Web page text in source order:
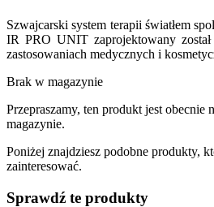
Szwajcarski system terapii światłem
IR PRO UNIT zaprojektowany
zastosowaniach medycznych i
Brak w magazynie
Przepraszamy, ten produkt jest obecnie
magazynie.
Poniżej znajdziesz podobne produkty,
zainteresować.
Sprawdź te produkty